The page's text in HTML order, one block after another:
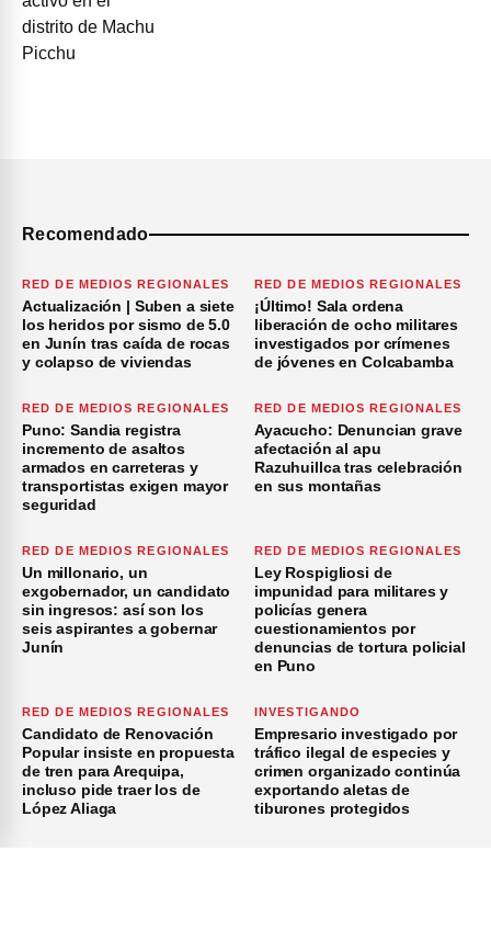
Recomendado
RED DE MEDIOS REGIONALES
Actualización | Suben a siete
los heridos por sismo de 5.0
en Junín tras caída de rocas
y colapso de viviendas
RED DE MEDIOS REGIONALES
¡Último! Sala ordena
liberación de ocho militares
investigados por crímenes
de jóvenes en Colcabamba
RED DE MEDIOS REGIONALES
Puno: Sandia registra
incremento de asaltos
armados en carreteras y
transportistas exigen mayor
seguridad
RED DE MEDIOS REGIONALES
Ayacucho: Denuncian grave
afectación al apu
Razuhuillca tras celebración
en sus montañas
RED DE MEDIOS REGIONALES
Un millonario, un
exgobernador, un candidato
sin ingresos: así son los
seis aspirantes a gobernar
Junín
RED DE MEDIOS REGIONALES
Ley Rospigliosi de
impunidad para militares y
policías genera
cuestionamientos por
denuncias de tortura policial
en Puno
RED DE MEDIOS REGIONALES
Candidato de Renovación
Popular insiste en propuesta
de tren para Arequipa,
incluso pide traer los de
López Aliaga
INVESTIGANDO
Empresario investigado por
tráfico ilegal de especies y
crimen organizado continúa
exportando aletas de
tiburones protegidos